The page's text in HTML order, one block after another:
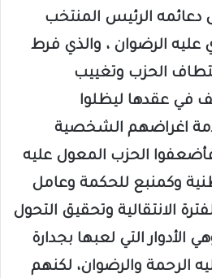
الرئيس المنتخب
عليه الرضوان ، والذي فرط
الحزب وتغييب
في عقدها ليظلوا
اغراضهم الشخصية
الحزب المعول عليه
وكمنبع للحكمة وعامل
الانتقالية وتحقيق التحول
الأدوار التي لعبها بجدارة
الرحمة والرضوان، لكنهم